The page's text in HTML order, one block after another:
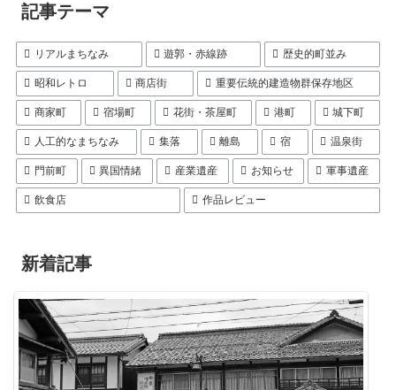
記事テーマ
リアルまちなみ 遊郭・赤線跡 歴史的町並み
昭和レトロ 商店街 重要伝統的建造物群保存地区
商家町 宿場町 花街・茶屋町 港町 城下町
人工的なまちなみ 集落 離島 宿 温泉街
門前町 異国情緒 産業遺産 お知らせ 軍事遺産
飲食店 作品レビュー
新着記事